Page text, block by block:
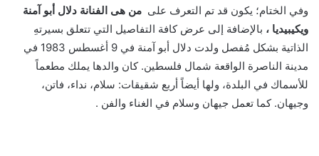
وفي الختام؛ يكون قد تم التعرف على من هى الفنانة دلال أبو آمنة
ويكيبيديا ، بالإضافة إلى عرض كافة التفاصيل التي تتعلق بسيرتهِ
الذاتية بشكل مُفصل ولدت دلال أبو آمنة في 9 أغسطس 1983 في
مدينة الناصرة الواقعة شمال فلسطين. كان والدها يملك مطعماً
للأسماك في البلدة، ولها أيضاً أربع شقيقات: سلام، نداء، فاتن،
وجيهان. كما تعمل جيهان وسلام في الغناء والفن .